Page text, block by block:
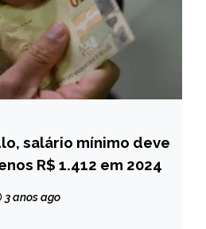
salário mínimo deve
R$ 1.412 em 2024
3 anos ago